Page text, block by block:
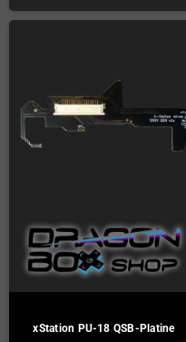
xStation PU-18 QSB-Platine